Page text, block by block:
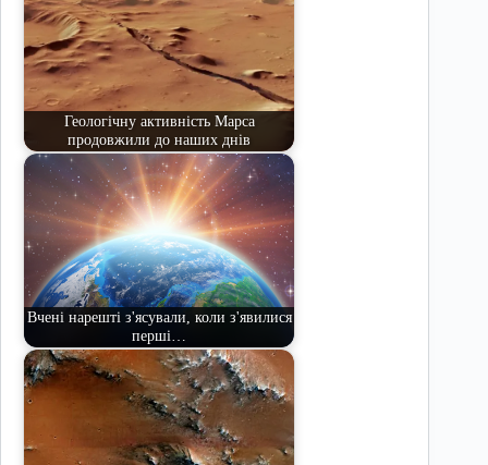
Геологічну активність Марса
продовжили до наших днів
Вчені нарешті з'ясували, коли з'явилися
перші…